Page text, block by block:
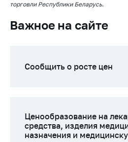
Сообщить о росте
на лекарственные
технику
Решение Комиссии
торговли Республики Беларусь.
Важное на сайте
Сообщить о росте цен
Ценообразование на
средства, изделия
назначения и